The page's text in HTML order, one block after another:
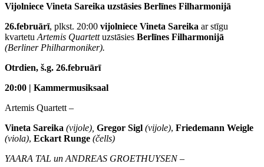
Vijolniece Vineta Sareika uzstāsies Berlīnes Filharmonijā
26.februārī, plkst. 20:00 vijolniece Vineta Sareika ar stīgu
kvartetu Artemis Quartettuzstāsies Berlīnes Filharmonijā
(Berliner Philharmoniker).
Otrdien, š.g. 26.februārī
20:00 | Kammermusiksaal
Artemis Quartett –
Vineta Sareika (vijole) Gregor Sigl (vijole), Friedemann Weigle
(viola), Eckart Runge (čells)
YAARA TAL un ANDREAS GROETHUYSEN –